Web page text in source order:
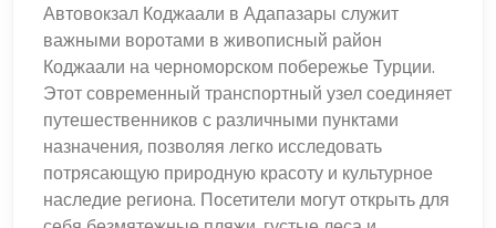
Автовокзал Коджаали в Адапазары служит
важными воротами в живописный район
Коджаали на черноморском побережье Турции.
Этот современный транспортный узел соединяет
путешественников с различными пунктами
назначения, позволяя легко исследовать
потрясающую природную красоту и культурное
наследие региона. Посетители могут открыть для